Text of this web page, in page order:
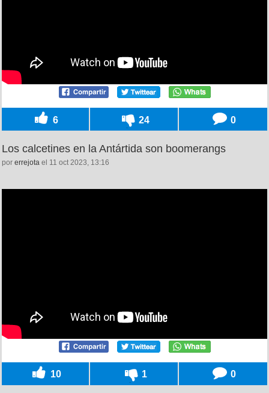
6 24 0
Los calcetines en la Antártida son boomerangs
por errejota el 11 oct 2023, 13:16
10 1 0